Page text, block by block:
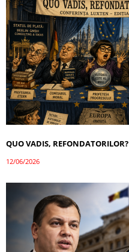
QUO VADIS, REFONDATORILOR?
12/06/2026